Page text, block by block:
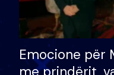
Emocione për